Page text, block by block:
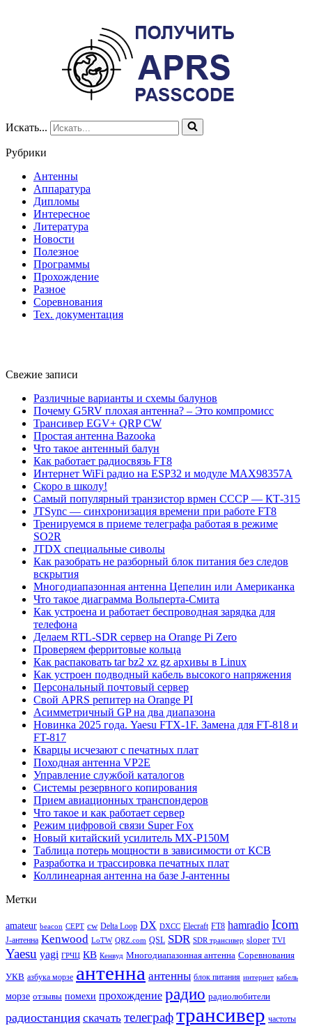
Искать...
Рубрики
Антенны
Аппаратура
Дипломы
Интересное
Литература
Новости
Полезное
Программы
Прохождение
Разное
Соревнования
Тех. документация
Свежие записи
Различные варианты и схемы балунов
Почему G5RV плохая антенна? – Это компромисс
Трансивер EGV+ QRP CW
Простая антенна Bazooka
Что такое антенный балун
Как работает радиосвязь FT8
Интернет WiFi радио на ESP32 и модуле MAX98357A
Скоро в школу!
Самый популярный транзистор врмен СССР — КТ-315
JTSync — синхронизация времени при работе FT8
Тренируемся в приеме телеграфа работая в режиме
SO2R
JTDX специальные сиволы
Как разобрать не разборный блок питания без следов
вскрытия
Многодиапазонная антенна Цепелин или Американка
Что такое диаграмма Вольперта-Смита
Как устроена и работает беспроводная зарядка для
телефона
Делаем RTL-SDR сервер на Orange Pi Zero
Проверяем ферритовые кольца
Как распаковать tar bz2 xz gz архивы в Linux
Как устроен подводный кабель высокого напряжения
Персональный почтовый сервер
Свой APRS репитер на Orange PI
Асимметричный GP на два диапазона
Новинка 2025 года. Yaesu FTX-1F. Замена для FT-818 и
FT-817
Кварцы исчезают с печатных плат
Походная антенна VP2E
Управление службой каталогов
Системы резервного копирования
Прием авиационных транспондеров
Что такое и как работает сервер
Режим цифровой связи Super Fox
Новый китайский усилитель MX-P150M
Таблица потерь мощности в зависимости от КСВ
Разработка и трассировка печатных плат
Коллинеарная антенна на базе J-антенны
Метки
amateur beacon CEPT cw Delta Loop DX DXCC Elecraft FT8 hamradio Icom
J-антенна Kenwood LoTW QRZ.com QSL SDR SDR трансивер sloper TVI
Yaesu yagi ГРЧЦ КВ Кенвуд Многодиапазонная антенна Соревнования
УКВ азбука морзе антенна антенны блок питания интернет кабель
морзе отзывы помехи прохождение радио радиолюбители
радиостанция скачать телеграфтрансивер частоты